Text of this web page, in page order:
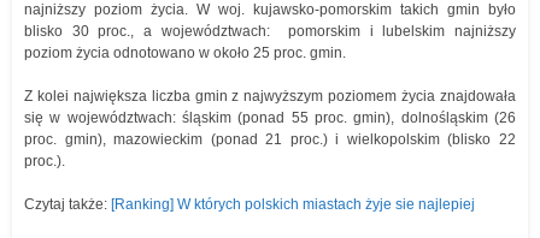
najniższy poziom życia. W woj. kujawsko-pomorskim takich gmin było
blisko 30 proc., a województwach: pomorskim i lubelskim najniższy
poziom życia odnotowano w około 25 proc. gmin.
Z kolei największa liczba gmin z najwyższym poziomem życia znajdowała
się w województwach: śląskim (ponad 55 proc. gmin), dolnośląskim (26
proc. gmin), mazowieckim (ponad 21 proc.) i wielkopolskim (blisko 22
proc.).
Czytaj także: [Ranking] W których polskich miastach żyje sie najlepiej